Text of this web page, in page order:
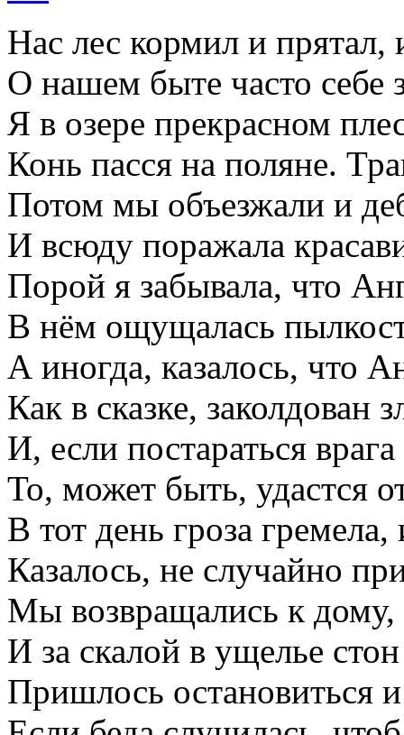
Нас лес кормил и прятал,
О нашем быте часто себе
Я в озере прекрасном
Конь пасся на поляне.
Потом мы объезжали и
И всюду поражала
Порой я забывала, что
В нём ощущалась
А иногда, казалось, что
Как в сказке, заколдован
И, если постараться
То, может быть, удастся
В тот день гроза
Казалось, не случайно
Мы возвращались к дому,
И за скалой в ущелье
Пришлось остановиться